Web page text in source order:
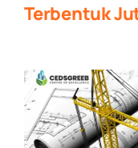
Terbentuk